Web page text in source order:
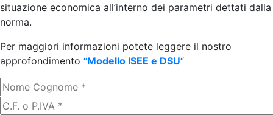
situazione economica all’interno dei parametri dettati dalla
norma.
Per maggiori informazioni potete leggere il nostro
approfondimento “Modello ISEE e DSU“